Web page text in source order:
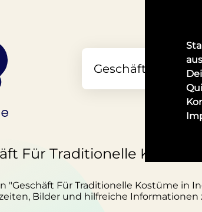
Für Traditionelle
"Geschäft Für Traditionelle Kostüme in
Bilder und hilfreiche Informationen